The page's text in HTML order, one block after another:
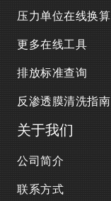
压力单位在线换算
更多在线工具
排放标准查询
反渗透膜清洗指南
关于我们
公司简介
联系方式